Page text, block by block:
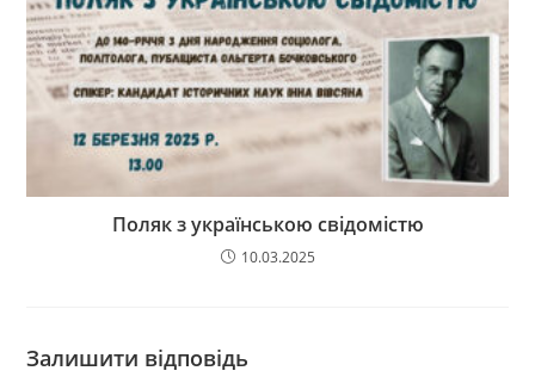
Поляк з українською свідомістю
10.03.2025
Залишити відповідь